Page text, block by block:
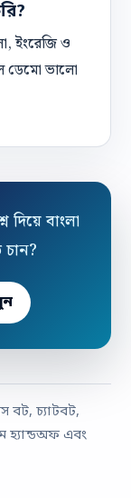
ইংরেজি ও
ডেমো ভালো
দিয়ে বাংলা
বট, চ্যাটবট,
হ্যান্ডঅফ এবং